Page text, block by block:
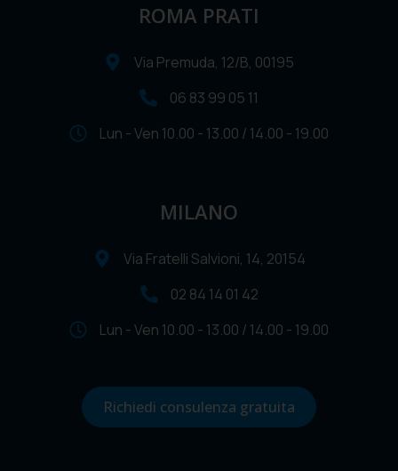
ROMA PRATI
Via Premuda, 12/B, 00195
06 83 99 05 11
Lun - Ven 10.00 - 13.00 / 14.00 - 19.00
MILANO
Via Fratelli Salvioni, 14, 20154
02 84 14 01 42
Lun - Ven 10.00 - 13.00 / 14.00 - 19.00
Richiedi consulenza gratuita